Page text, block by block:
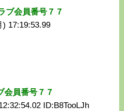
ブ会員番号７７
) 17:19:53.99
会員番号７７
ID:B8TooLJh